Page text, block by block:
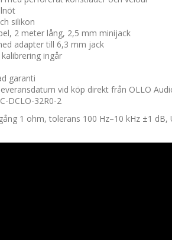
silikon
2 meter lång, 2,5 mm minijack
adapter till 6,3 mm jack
ingår
garanti
vid köp direkt från OLLO
DCLO-32R0-2
1 ohm, tolerans 100 Hz–10 kHz ±1 dB,